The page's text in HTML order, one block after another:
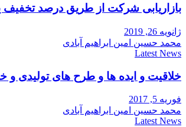
بازاریابی شرکت از طریق درصد
ژانویه 26, 2019
محمد حسین امین ابراهیم آبادی
Latest News
خلاقیت و ایده ها و طرح های
فوریه 5, 2017
محمد حسین امین ابراهیم آبادی
Latest News